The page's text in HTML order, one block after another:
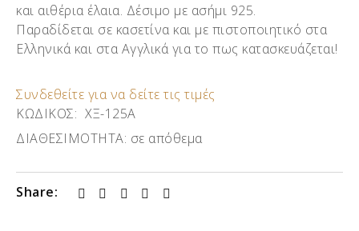
και αιθέρια έλαια. Δέσιμο με ασήμι 925.
Παραδίδεται σε κασετίνα και με πιστοποιητικό στα
Ελληνικά και στα Αγγλικά για το πως κατασκευάζεται!
Συνδεθείτε για να δείτε τις τιμές
ΚΩΔΙΚΟΣ: ΧΞ-125Α
ΔΙΑΘΕΣΙΜΟΤΗΤΑ: σε απόθεμα
Share: